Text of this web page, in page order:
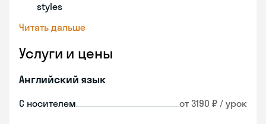
styles
Читать дальше
Услуги и цены
Английский язык
С носителем от 3190 ₽ / урок